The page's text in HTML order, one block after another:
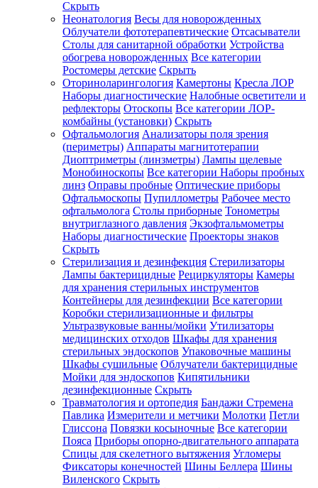
Скрыть
Неонатология Весы для новорожденных
Облучатели фототерапевтические Отсасыватели
Столы для санитарной обработки Устройства
обогрева новорожденных Все категории
Ростомеры детские Скрыть
Оториноларингология Камертоны Кресла ЛОР
Наборы диагностические Налобные осветители и
рефлекторы Отоскопы Все категории ЛОР-
комбайны (установки) Скрыть
Офтальмология Анализаторы поля зрения
(периметры) Аппараты магнитотерапии
Диоптриметры (линзметры) Лампы щелевые
Монобиноскопы Все категории Наборы пробных
линз Оправы пробные Оптические приборы
Офтальмоскопы Пупиллометры Рабочее место
офтальмолога Столы приборные Тонометры
внутриглазного давления Экзофтальмометры
Наборы диагностические Проекторы знаков
Скрыть
Стерилизация и дезинфекция Стерилизаторы
Лампы бактерицидные Рециркуляторы Камеры
для хранения стерильных инструментов
Контейнеры для дезинфекции Все категории
Коробки стерилизационные и фильтры
Ультразвуковые ванны/мойки Утилизаторы
медицинских отходов Шкафы для хранения
стерильных эндоскопов Упаковочные машины
Шкафы сушильные Облучатели бактерицидные
Мойки для эндоскопов Кипятильники
дезинфекционные Скрыть
Травматология и ортопедия Бандажи Стремена
Павлика Измерители и метчики Молотки Петли
Глиссона Повязки косыночные Все категории
Пояса Приборы опорно-двигательного аппарата
Спицы для скелетного вытяжения Угломеры
Фиксаторы конечностей Шины Беллера Шины
Виленского Скрыть